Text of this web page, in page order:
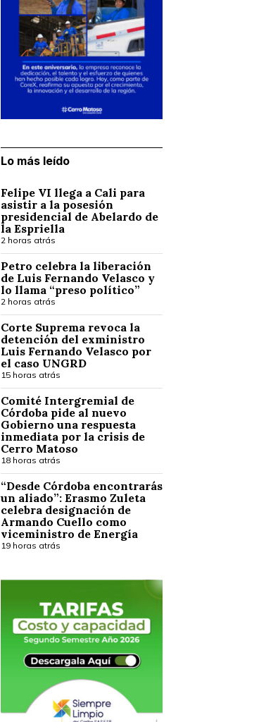
Lo más leído
Felipe VI llega a Cali para
asistir a la posesión
presidencial de Abelardo de
la Espriella
2 horas atrás
Petro celebra la liberación
de Luis Fernando Velasco y
lo llama “preso político”
2 horas atrás
Corte Suprema revoca la
detención del exministro
Luis Fernando Velasco por
el caso UNGRD
15 horas atrás
Comité Intergremial de
Córdoba pide al nuevo
Gobierno una respuesta
inmediata por la crisis de
Cerro Matoso
18 horas atrás
“Desde Córdoba encontrarás
un aliado”: Erasmo Zuleta
celebra designación de
Armando Cuello como
viceministro de Energía
19 horas atrás